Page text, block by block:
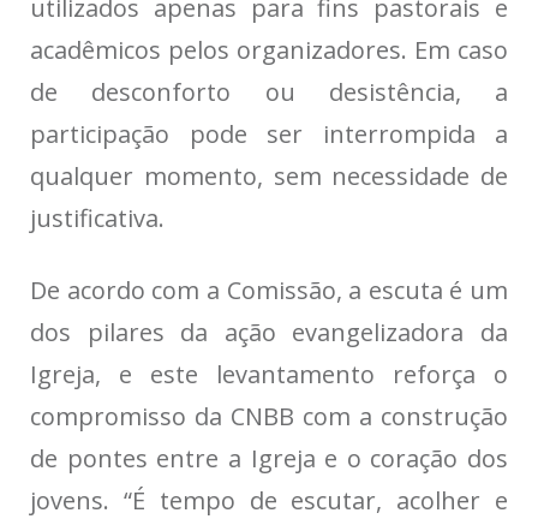
utilizados apenas para fins pastorais e
acadêmicos pelos organizadores. Em caso
de desconforto ou desistência, a
participação pode ser interrompida a
qualquer momento, sem necessidade de
justificativa.
De acordo com a Comissão, a escuta é um
dos pilares da ação evangelizadora da
Igreja, e este levantamento reforça o
compromisso da CNBB com a construção
de pontes entre a Igreja e o coração dos
jovens. “É tempo de escutar, acolher e